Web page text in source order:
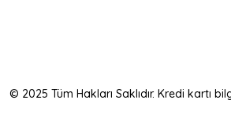
© 2025 Tüm Hakları Saklıdır. Kredi kartı